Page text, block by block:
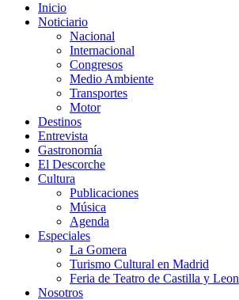
Inicio
Noticiario
Nacional
Internacional
Congresos
Medio Ambiente
Transportes
Motor
Destinos
Entrevista
Gastronomía
El Descorche
Cultura
Publicaciones
Música
Agenda
Especiales
La Gomera
Turismo Cultural en Madrid
Feria de Teatro de Castilla y Leon
Nosotros